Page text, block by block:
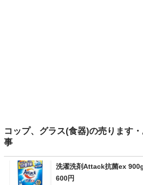
コップ、グラス(食器)の売ります
事
洗濯洗剤Attack抗菌ex
600円